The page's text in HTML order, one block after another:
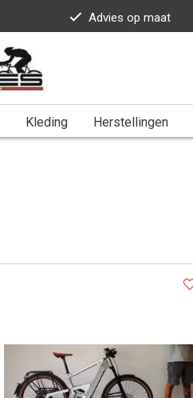
Advies op maat
Kleding Herstellingen